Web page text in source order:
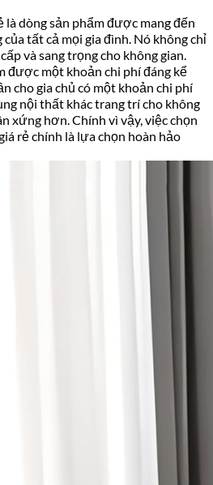
là dòng sản phẩm được mang đến
tất cả mọi gia đình. Nó không chỉ
và sang trọng cho không gian.
được một khoản chi phí đáng kể
cho gia chủ có một khoản chi phí
nội thất khác trang trí cho không
xứng hơn. Chính vì vậy, việc chọn
rẻ chính là lựa chọn hoàn hảo